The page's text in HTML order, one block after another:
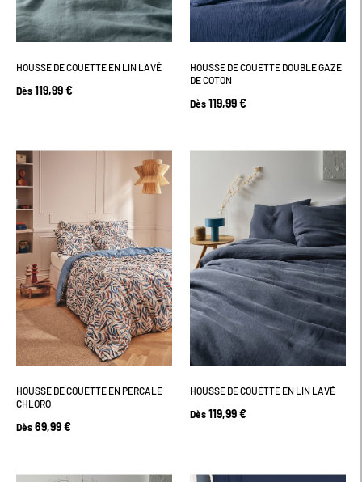
HOUSSE DE COUETTE EN LIN LAVÉ
Dès 119,99 €
HOUSSE DE COUETTE DOUBLE GAZE
DE COTON
Dès 119,99 €
HOUSSE DE COUETTE EN PERCALE
CHLORO
Dès 69,99 €
HOUSSE DE COUETTE EN LIN LAVÉ
Dès 119,99 €